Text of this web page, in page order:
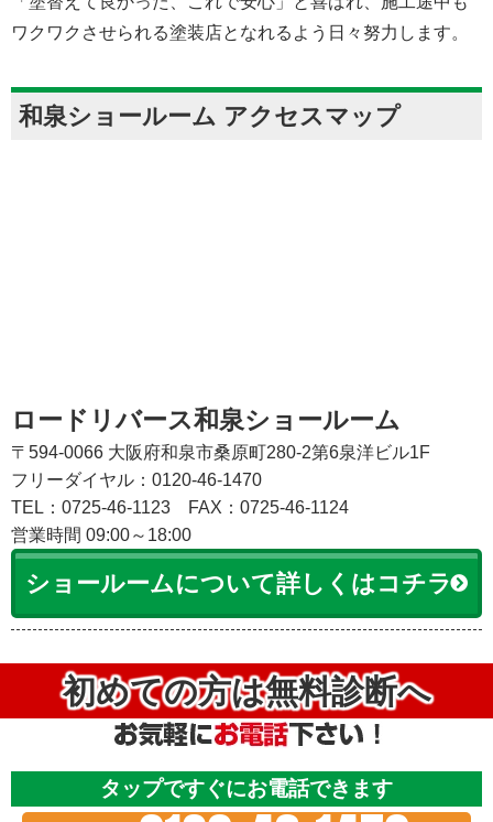
ワクワクさせられる塗装店となれるよう日々努力します。
和泉ショールーム アクセスマップ
ロードリバース和泉ショールーム
〒594-0066 大阪府和泉市桑原町280-2第6泉洋ビル1F
フリーダイヤル：0120-46-1470
TEL：0725-46-1123
FAX：0725-46-1124
営業時間 09:00～18:00
ショールームについて詳しくはコチラ
初めての方は無料診断へ
タップですぐにお電話できます